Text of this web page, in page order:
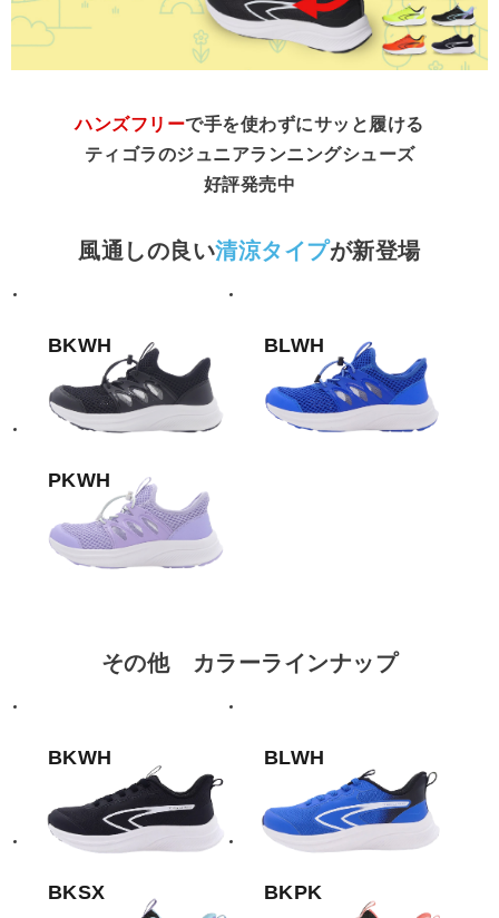
ハンズフリーで手を使わずにサッと履ける
ティゴラのジュニアランニングシューズ
好評発売中
風通しの良い清涼タイプが新登場
BKWH BLWH
PKWH
その他 カラーラインナップ
BKWH BLWH
BKSX BKPK